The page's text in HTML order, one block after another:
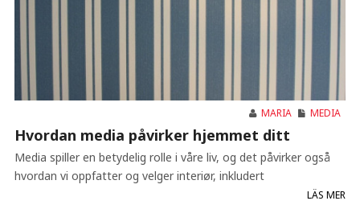
MARIA MEDIA
Hvordan media påvirker hjemmet ditt
Media spiller en betydelig rolle i våre liv, og det påvirker også
hvordan vi oppfatter og velger interiør, inkludert
LÄS MER